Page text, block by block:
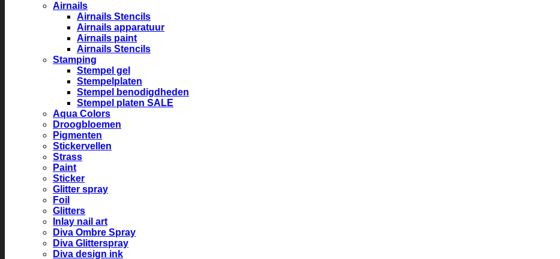
Airnails
Airnails Stencils
Airnails apparatuur
Airnails paint
Airnails Stencils
Stamping
Stempel gel
Stempelplaten
Stempel benodigdheden
Stempel platen SALE
Aqua Colors
Droogbloemen
Pigmenten
Stickervellen
Strass
Paint
Sticker
Glitter spray
Foil
Glitters
Inlay nail art
Diva Ombre Spray
Diva Glitterspray
Diva design ink